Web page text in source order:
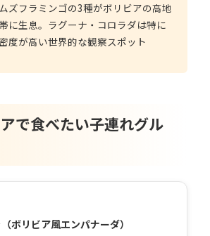
ズフラミンゴの3種がボリビアの高地
に生息。ラグーナ・コロラダは特に
度が高い世界的な観察スポット
で食べたい子連れグル
ボリビア風エンパナーダ）